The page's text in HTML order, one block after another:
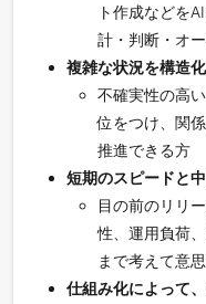
ト作成などを
計・判断・オ
複雑な状況を構造
不確実性の高
位をつけ、関
推進できる方
短期のスピードと
目の前のリリ
性、運用負荷
まで考えて意
仕組み化によって